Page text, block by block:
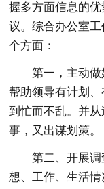
握多方面信息的
议。综合办公室
个方面：
第一，主动做
帮助领导有计划
到忙而不乱。并
事，又出谋划策。
第二、开展
想、工作、生活